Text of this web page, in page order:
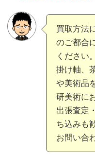
買取方法
のご都合
ください。
掛け軸、
や美術品
研美術に
出張査定
ち込みも
お問い合